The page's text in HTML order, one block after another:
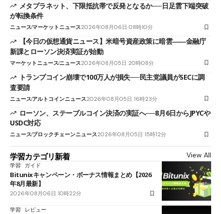
メタプラネット、下限抵抗帯で反発となるか──日足雲下端突破
が転換条件
ニュースマーケットニュース2026年08月06日 08時10分
【今日の仮想通貨ニュース】米暗号資産政策に暗雲――金融庁
新課とローソン決済実証が始動
マーケットニュースニュース2026年08月05日 20時08分
トランプコイン崩壊で100万人が損失──民主党議員がSECに調
査要請
ニュースアルトコインニュース2026年08月05日 16時23分
ローソン、ステーブルコイン決済の実証へ──8月6日からJPYCや
USDC対応
ニュースブロックチェーンニュース2026年08月05日 15時12分
学習カテゴリ新着 View All
学習 ガイド
Bitunixキャンペーン・ボーナス情報まとめ【2026
年8月最新】
2026年08月06日 10時22分
学習 レビュー